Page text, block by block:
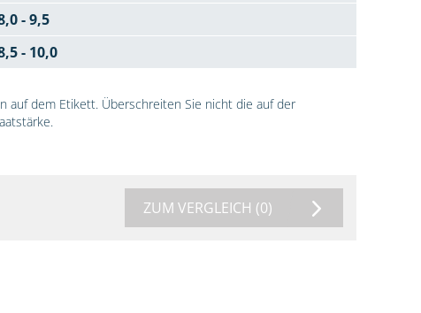
- 9,5
- 10,0
auf dem Etikett. Überschreiten Sie nicht die auf der
ZUM VERGLEICH (0)